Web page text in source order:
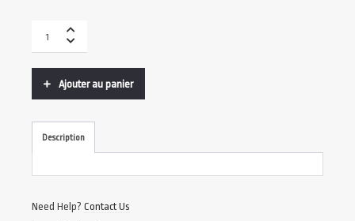
Ajouter au panier
Description
Need Help? Contact Us